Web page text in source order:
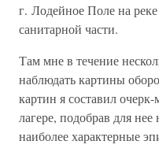
г. Лодейное Поле на
санитарной части.
Там мне в течение
наблюдать картины
картин я составил
лагере, подобрав для
наиболее характерные